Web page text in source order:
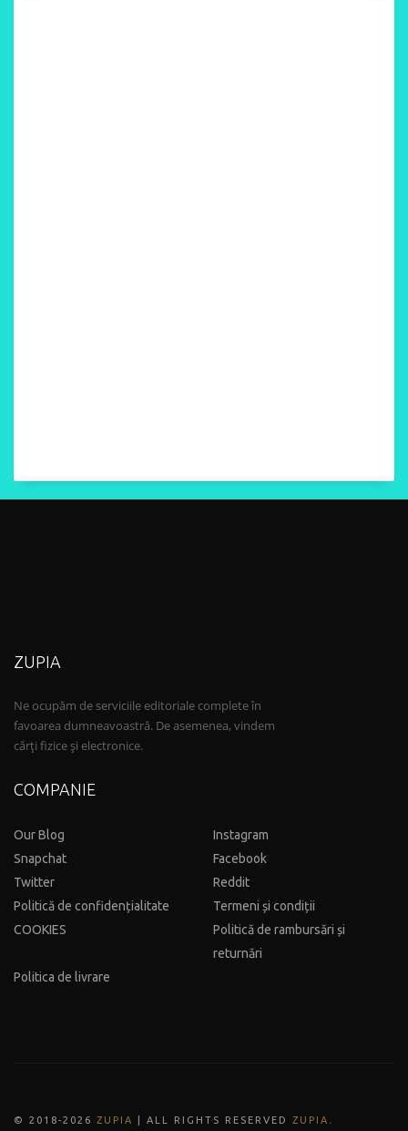
ZUPIA
Ne ocupăm de serviciile editoriale complete în
favoarea dumneavoastră. De asemenea, vindem
cărți fizice și electronice.
COMPANIE
Our Blog
Instagram
Snapchat
Facebook
Twitter
Reddit
Politică de confidențialitate
Termeni și condiții
COOKIES
Politică de rambursări și
returnări
Politica de livrare
© 2018-202 6 ZUPIA | ALL RIGHTS RESERVED ZUPIA .